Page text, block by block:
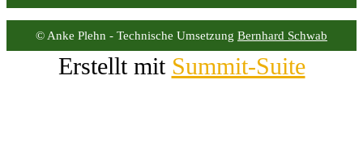
© Anke Plehn - Technische Umsetzung Bernhard Schwab
Erstellt mit Summit-Suite